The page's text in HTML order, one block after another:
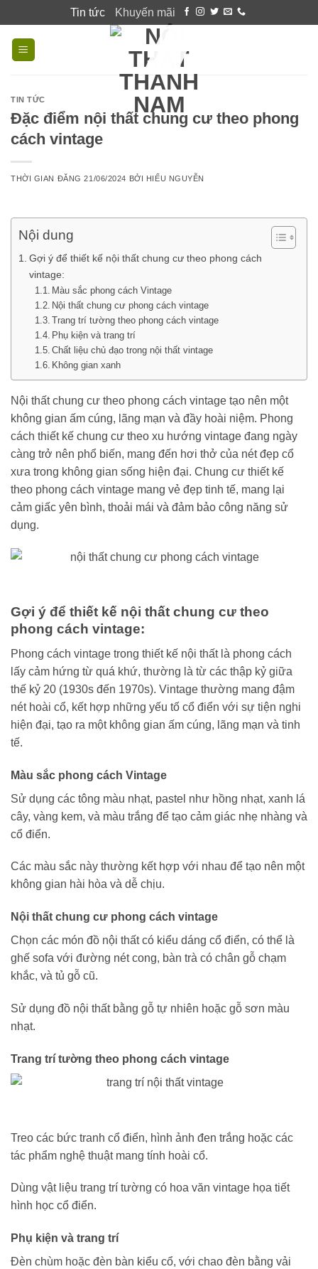
to
content
Tin tức Khuyến mãi
TIN TỨC
Đặc điểm nội thất chung cư theo phong
cách vintage
THỜI GIAN ĐĂNG21/06/2024 BỞI HIẾU NGUYỄN
Nội dung
Gợi ý để thiết kế nội thất chung cư theo phong cách
vintage:
Màu sắc phong cách Vintage
Nội thất chung cư phong cách vintage
Trang trí tường theo phong cách vintage
Phụ kiện và trang trí
Chất liệu chủ đạo trong nội thất vintage
Không gian xanh
Nội thất chung cư theo phong cách vintage tạo nên một
không gian ấm cúng, lãng mạn và đầy hoài niệm. Phong
cách thiết kế chung cư theo xu hướng vintage đang ngày
càng trở nên phổ biến, mang đến hơi thở của nét đẹp cổ
xưa trong không gian sống hiện đại. Chung cư thiết kế
theo phong cách vintage mang vẻ đẹp tinh tế, mang lại
cảm giấc yên bình, thoải mái và đảm bảo công năng sử
dụng.
Gợi ý để thiết kế nội thất chung cư theo
phong cách vintage:
Phong cách vintage trong thiết kế nội thất là phong cách
lấy cảm hứng từ quá khứ, thường là từ các thập kỷ giữa
thế kỷ 20 (1930s đến 1970s). Vintage thường mang đậm
nét hoài cổ, kết hợp những yếu tố cổ điển với sự tiện nghi
hiện đại, tạo ra một không gian ấm cúng, lãng mạn và tinh
tế.
Màu sắc phong cách Vintage
Sử dụng các tông màu nhạt, pastel như hồng nhạt, xanh lá
cây, vàng kem, và màu trắng để tạo cảm giác nhẹ nhàng và
cổ điển.
Các màu sắc này thường kết hợp với nhau để tạo nên một
không gian hài hòa và dễ chịu.
Nội thất chung cư phong cách vintage
Chọn các món đồ nội thất có kiểu dáng cổ điển, có thể là
ghế sofa với đường nét cong, bàn trà có chân gỗ chạm
khắc, và tủ gỗ cũ.
Sử dụng đồ nội thất bằng gỗ tự nhiên hoặc gỗ sơn màu
nhạt.
Trang trí tường theo phong cách vintage
Treo các bức tranh cổ điển, hình ảnh đen trắng hoặc các
tác phẩm nghệ thuật mang tính hoài cổ.
Dùng vật liệu trang trí tường có hoa văn vintage họa tiết
hình học cổ điển.
Phụ kiện và trang trí
Đèn chùm hoặc đèn bàn kiểu cổ, với chao đèn bằng vải